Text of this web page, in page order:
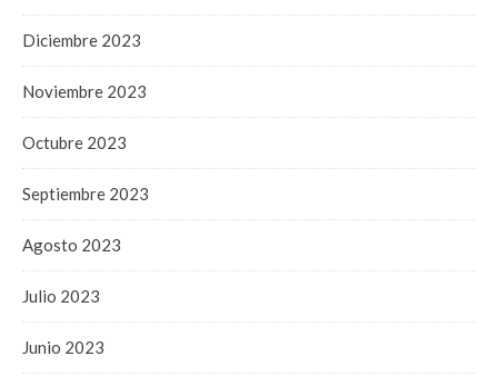
Diciembre 2023
Noviembre 2023
Octubre 2023
Septiembre 2023
Agosto 2023
Julio 2023
Junio 2023